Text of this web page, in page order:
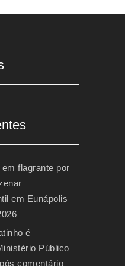
flagrante por
em Eunápolis
é
Público
comentário